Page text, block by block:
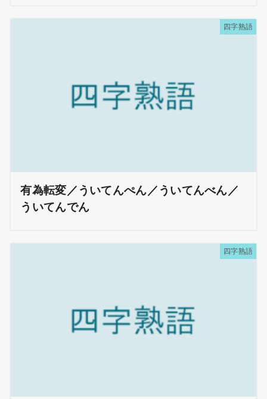
四字熟語
有為転変／ういてんぺん／ういてんべん／
ういてんでん
四字熟語